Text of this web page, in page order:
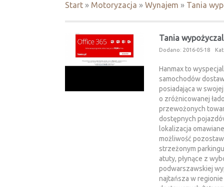
Start » Motoryzacja » Wynajem » Tania
Tania
Dodano: 2016-05-18
Hanmax to
samochodów
posiadająca w
o zróżnicowanej
przewożonych
dostępnych
lokalizacja
możliwość
strzeżonym
atuty, płynące z
podwarszawskiej
najtańsza w